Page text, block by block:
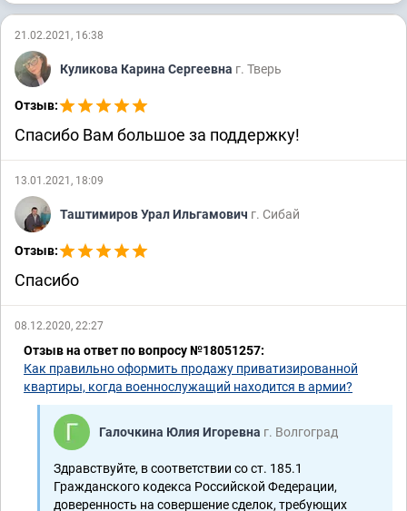
21.02.2021, 16:38
Куликова Карина Сергеевна г. Тверь
Отзыв:
Спасибо Вам большое за поддержку!
13.01.2021, 18:09
Таштимиров Урал Ильгамович г. Сибай
Отзыв:
Спасибо
08.12.2020, 22:27
Отзыв на ответ по вопросу №18051257:
Как правильно оформить продажу приватизированной
квартиры, когда военнослужащий находится в армии?
Галочкина Юлия Игоревна г. Волгоград
Здравствуйте, в соответствии со ст. 185.1
Гражданского кодекса Российской Федерации,
доверенность на совершение сделок, требующих